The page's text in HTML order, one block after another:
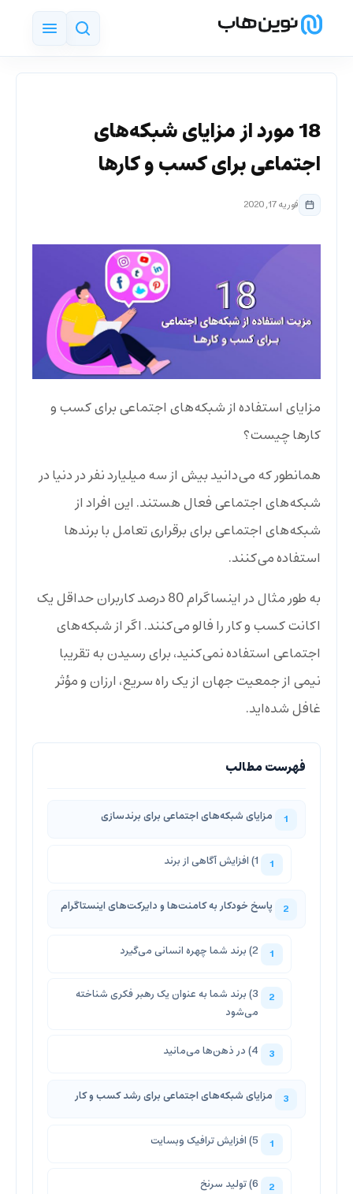
18 مورد از مزایای شبکه‌های
اجتماعی برای کسب و کارها
فوریه 17, 2020
مزایای استفاده از شبکه‌های اجتماعی برای کسب و
کارها چیست؟
همانطور که می‌دانید بیش از سه میلیارد نفر در دنیا در
شبکه‌های اجتماعی فعال هستند. این افراد از
شبکه‌های اجتماعی برای برقراری تعامل با برندها
استفاده می‌کنند.
به طور مثال در اینساگرام 80 درصد کاربران حداقل یک
اکانت کسب و کار را فالو می‌کنند. اگر از شبکه‌های
اجتماعی استفاده نمی‌کنید، برای رسیدن به تقریبا
نیمی از جمعیت جهان از یک راه سریع، ارزان و مؤثر
غافل شده‌اید.
مزایای شبکه‌های اجتماعی برای برندسازی
1) افزایش آگاهی از برند
پاسخ خودکار به کامنت‌ها و دایرکت‌های اینستاگرام
2) برند شما چهره انسانی می‌گیرد
3) برند شما به عنوان یک رهبر فکری شناخته
می‌شود
4) در ذهن‌ها می‌مانید
مزایای شبکه‌های اجتماعی برای رشد کسب و کار
5) افزایش ترافیک وبسایت
6) تولید سرنخ